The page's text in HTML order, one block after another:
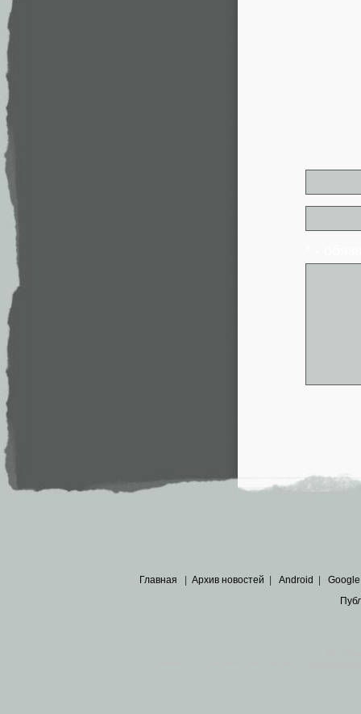
Главная Архив новостей Android Google